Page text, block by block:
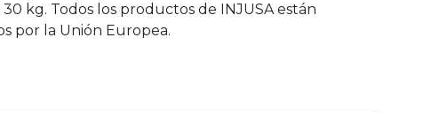
kg. Todos los productos de INJUSA están
por la Unión Europea.